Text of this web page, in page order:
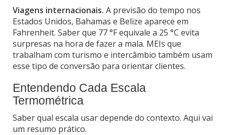
Viagens internacionais. A previsão do tempo nos
Estados Unidos, Bahamas e Belize aparece em
Fahrenheit. Saber que 77 °F equivale a 25 °C evita
surpresas na hora de fazer a mala. MEIs que
trabalham com turismo e intercâmbio também usam
esse tipo de conversão para orientar clientes.
Entendendo Cada Escala
Termométrica
Saber qual escala usar depende do contexto. Aqui vai
um resumo prático.